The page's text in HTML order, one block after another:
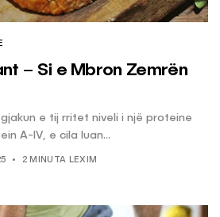
– Si e Mbron Zemrën
gjakun e tij rritet niveli i një proteine
A-IV, e cila luan...
2 MINUTA LEXIM